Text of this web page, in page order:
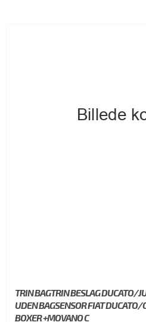
TRIN BAGTRIN BESLAG DUCATO/
UDEN BAGSENSOR FIAT DUCATO/
BOXER +MOVANO C